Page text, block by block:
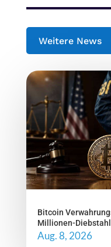
Weitere News
Bitcoin
Millionen-
Aug. 8, 2026